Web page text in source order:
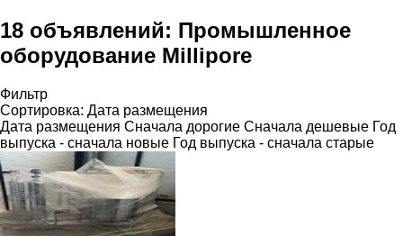
18 объявлений: Промышленное
оборудование Millipore
Фильтр
Сортировка: Дата размещения
Дата размещения Сначала дорогие Сначала дешевые Год
выпуска - сначала новые Год выпуска - сначала старые